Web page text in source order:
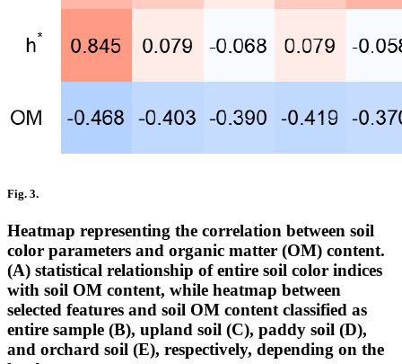
Fig. 3.
Heatmap representing the correlation between soil
color parameters and organic matter (OM) content.
(A) statistical relationship of entire soil color indices
with soil OM content, while heatmap between
selected features and soil OM content classified as
entire sample (B), upland soil (C), paddy soil (D),
and orchard soil (E), respectively, depending on the